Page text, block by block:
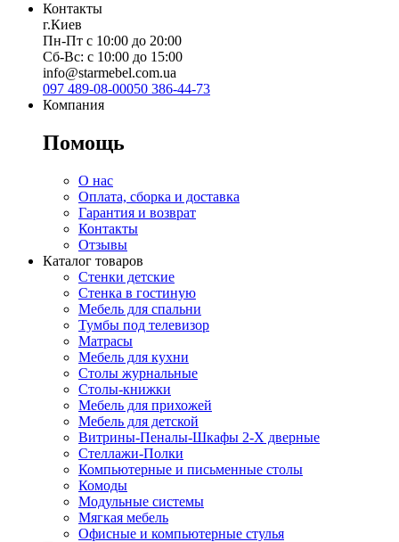
Контакты
г.Киев
Пн-Пт с 10:00 до 20:00
Сб-Вс: с 10:00 до 15:00
info@starmebel.com.ua
097 489-08-00050 386-44-73
Компания
Помощь
О нас
Оплата, сборка и доставка
Гарантия и возврат
Контакты
Отзывы
Каталог товаров
Стенки детские
Стенка в гостиную
Мебель для спальни
Тумбы под телевизор
Матрасы
Мебель для кухни
Столы журнальные
Столы-книжки
Мебель для прихожей
Мебель для детской
Витрины-Пеналы-Шкафы 2-Х дверные
Стеллажи-Полки
Компьютерные и письменные столы
Комоды
Модульные системы
Мягкая мебель
Офисные и компьютерные стулья